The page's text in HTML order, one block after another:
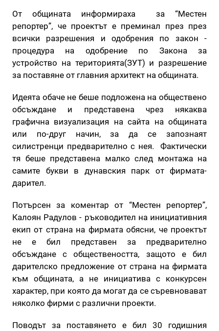
От общината информираха за “Местен
репортер”, че проектът е преминал през през
всички разрешения и одобрения по закон -
процедура на одобрение по Закона за
устройство на територията(ЗУТ) и разрешение
за поставяне от главния архитект на общината.
Идеята обаче не беше подложена на обществено
обсъждане и представена чрез някаква
графична визуализация на сайта на общината
или по-друг начин, за да се запознаят
силистренци предварително с нея. Фактически
тя беше представена малко след монтажа на
самите букви в дунавския парк от фирмата-
дарител.
Потърсен за коментар от “Местен репортер”,
Калоян Радулов - ръководител на инициативния
екип от страна на фирмата обясни, че проектът
не е бил представен за предварително
обсъждане с обществеността, защото е бил
дарителско предложение от страна на фирмата
към общината, а не инициатива с конкурсен
характер, при която да могат да се съревновават
няколко фирми с различни проекти.
Поводът за поставянето е бил 30 годишния